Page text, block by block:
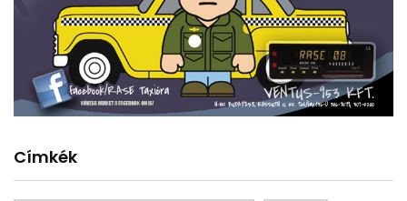
Címkék